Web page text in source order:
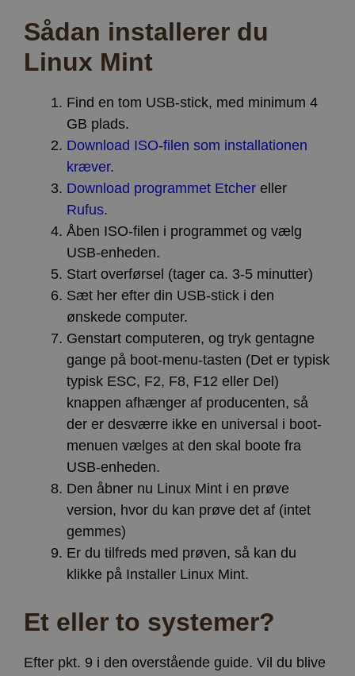
Sådan installerer du
Linux Mint
Find en tom USB-stick, med minimum 4
GB plads.
Download ISO-filen som installationen
kræver.
Download programmet Etcher eller
Rufus.
Åben ISO-filen i programmet og vælg
USB-enheden.
Start overførsel (tager ca. 3-5 minutter)
Sæt her efter din USB-stick i den
ønskede computer.
Genstart computeren, og tryk gentagne
gange på boot-menu-tasten (Det er typisk
typisk ESC, F2, F8, F12 eller Del)
knappen afhænger af producenten, så
der er desværre ikke en universal i boot-
menuen vælges at den skal boote fra
USB-enheden.
Den åbner nu Linux Mint i en prøve
version, hvor du kan prøve det af (intet
gemmes)
Er du tilfreds med prøven, så kan du
klikke på Installer Linux Mint.
Et eller to systemer?
Efter pkt. 9 i den overstående guide. Vil du blive